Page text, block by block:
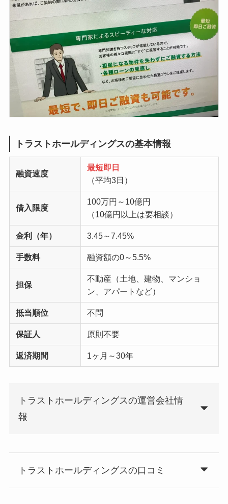
トラストホールディングスの基本情報
融資速度
最短即日
（平均3日）
借入限度
100万円～10億円
（10億円以上は要相談）
金利（年） 3.45～7.45%
手数料 融資額の0～5.5%
担保
不動産（土地、建物、マンショ
ン、アパートなど）
抵当順位 不問
保証人 原則不要
返済期間 1ヶ月～30年
トラストホールディングスの運営会社情
報
トラストホールディングスの口コミ